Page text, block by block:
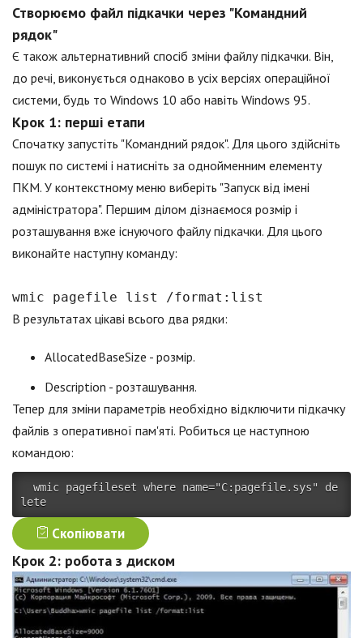
Створюємо файл підкачки через "Командний
рядок"
Є також альтернативний спосіб зміни файлу підкачки. Він,
до речі, виконується однаково в усіх версіях операційної
системи, будь то Windows 10 або навіть Windows 95.
Крок 1: перші етапи
Спочатку запустіть "Командний рядок". Для цього здійсніть
пошук по системі і натисніть за однойменним елементу
ПКМ. У контекстному меню виберіть "Запуск від імені
адміністратора". Першим ділом дізнаємося розмір і
розташування вже існуючого файлу підкачки. Для цього
виконайте наступну команду:
wmic pagefile list /format:list
В результатах цікаві всього два рядки:
AllocatedBaseSize - розмір.
Description - розташування.
Тепер для зміни параметрів необхідно відключити підкачку
файлів з оперативної пам'яті. Робиться це наступною
командою:
wmic pagefileset where name="C:pagefile.sys" de
lete
Скопіювати
Крок 2: робота з диском